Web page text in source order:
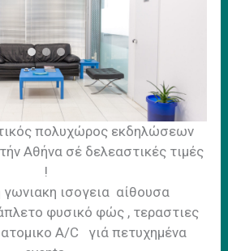
πολυχώρος εκδηλώσεων
Αθήνα σέ δελεαστικές τιμές
!
ισογεια αίθουσα
φυσικό φώς , τεραστιες
A/C γιά πετυχημένα